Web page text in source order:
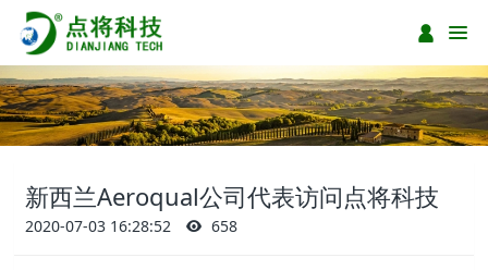
新西兰Aeroqual公司代表访问点将科技
2020-07-03 16:28:52 658